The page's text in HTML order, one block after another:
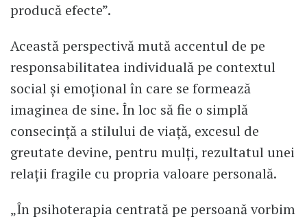
producă efecte”.
Această perspectivă mută accentul de pe
responsabilitatea individuală pe contextul
social și emoțional în care se formează
imaginea de sine. În loc să fie o simplă
consecință a stilului de viață, excesul de
greutate devine, pentru mulți, rezultatul unei
relații fragile cu propria valoare personală.
„În psihoterapia centrată pe persoană vorbim